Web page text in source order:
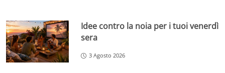
Idee contro la noia per i tuoi venerdì
sera
3 Agosto 2026